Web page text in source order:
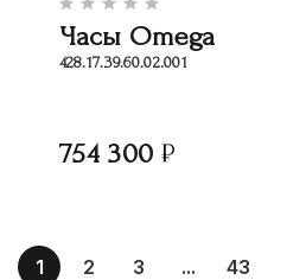
Часы Omega
428.17.39.60.02.001
754 300
1 2 3 ... 43